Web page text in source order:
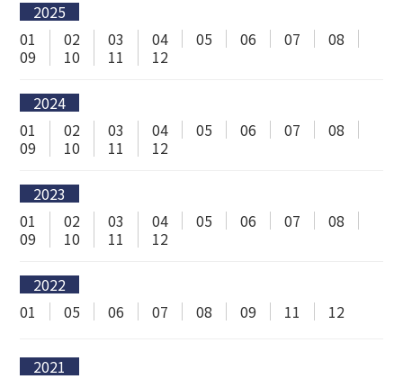
2025
01
02 03 04 05 06 07
08
09
10 11 12
2024
01
02 03 04 05 06 07
08
09
10 11 12
2023
01
02 03 04 05 06 07
08
09
10 11 12
2022
01
05 06 07 08 09 11 12
2021